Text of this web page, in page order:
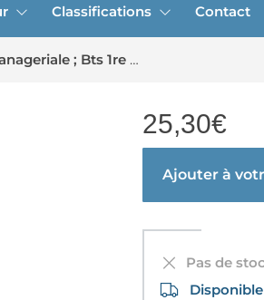
Classifications Contact
Reflexe : Culture Economique, Juridique Et Manageriale ; Bts 1re Annee ; Livre Du Professeur (edition 2025)
25,30€
Ajouter à
Pas de
Disponible